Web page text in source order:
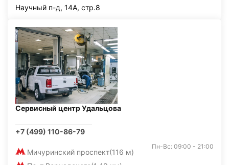
Научный п-д, 14А, стр.8
Сервисный центр Удальцова
+7 (499) 110-86-79
Мичуринский проспект(116 м)
Пн-Вс: 09:00 - 21:00